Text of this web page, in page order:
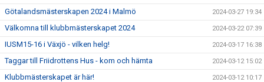
Götalandsmästerskapen 2024 i Malmö 2024-03-27 19:34
Välkomna till klubbmästerskapet 2024 2024-03-22 07:39
IUSM15-16 i Växjö - vilken helg! 2024-03-17 16:38
Taggar till Friidrottens Hus - kom och hämta 2024-03-12 15:02
Klubbmästerskapet är här! 2024-03-12 10:17